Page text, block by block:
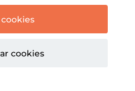
cookies